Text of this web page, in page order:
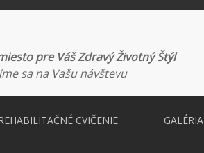
pre Váš Zdravý Životný Štýl
sa na Vašu návštevu
CVIČENIE GALÉRIA